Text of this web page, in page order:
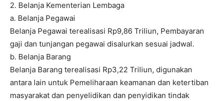
2. Belanja Kementerian Lembaga
a. Belanja Pegawai
Belanja Pegawai terealisasi Rp9,86 Triliun, Pembayaran
gaji dan tunjangan pegawai disalurkan sesuai jadwal.
b. Belanja Barang
Belanja Barang terealisasi Rp3,22 Triliun, digunakan
antara lain untuk Pemeliharaan keamanan dan ketertiban
masyarakat dan penyelidikan dan penyidikan tindak